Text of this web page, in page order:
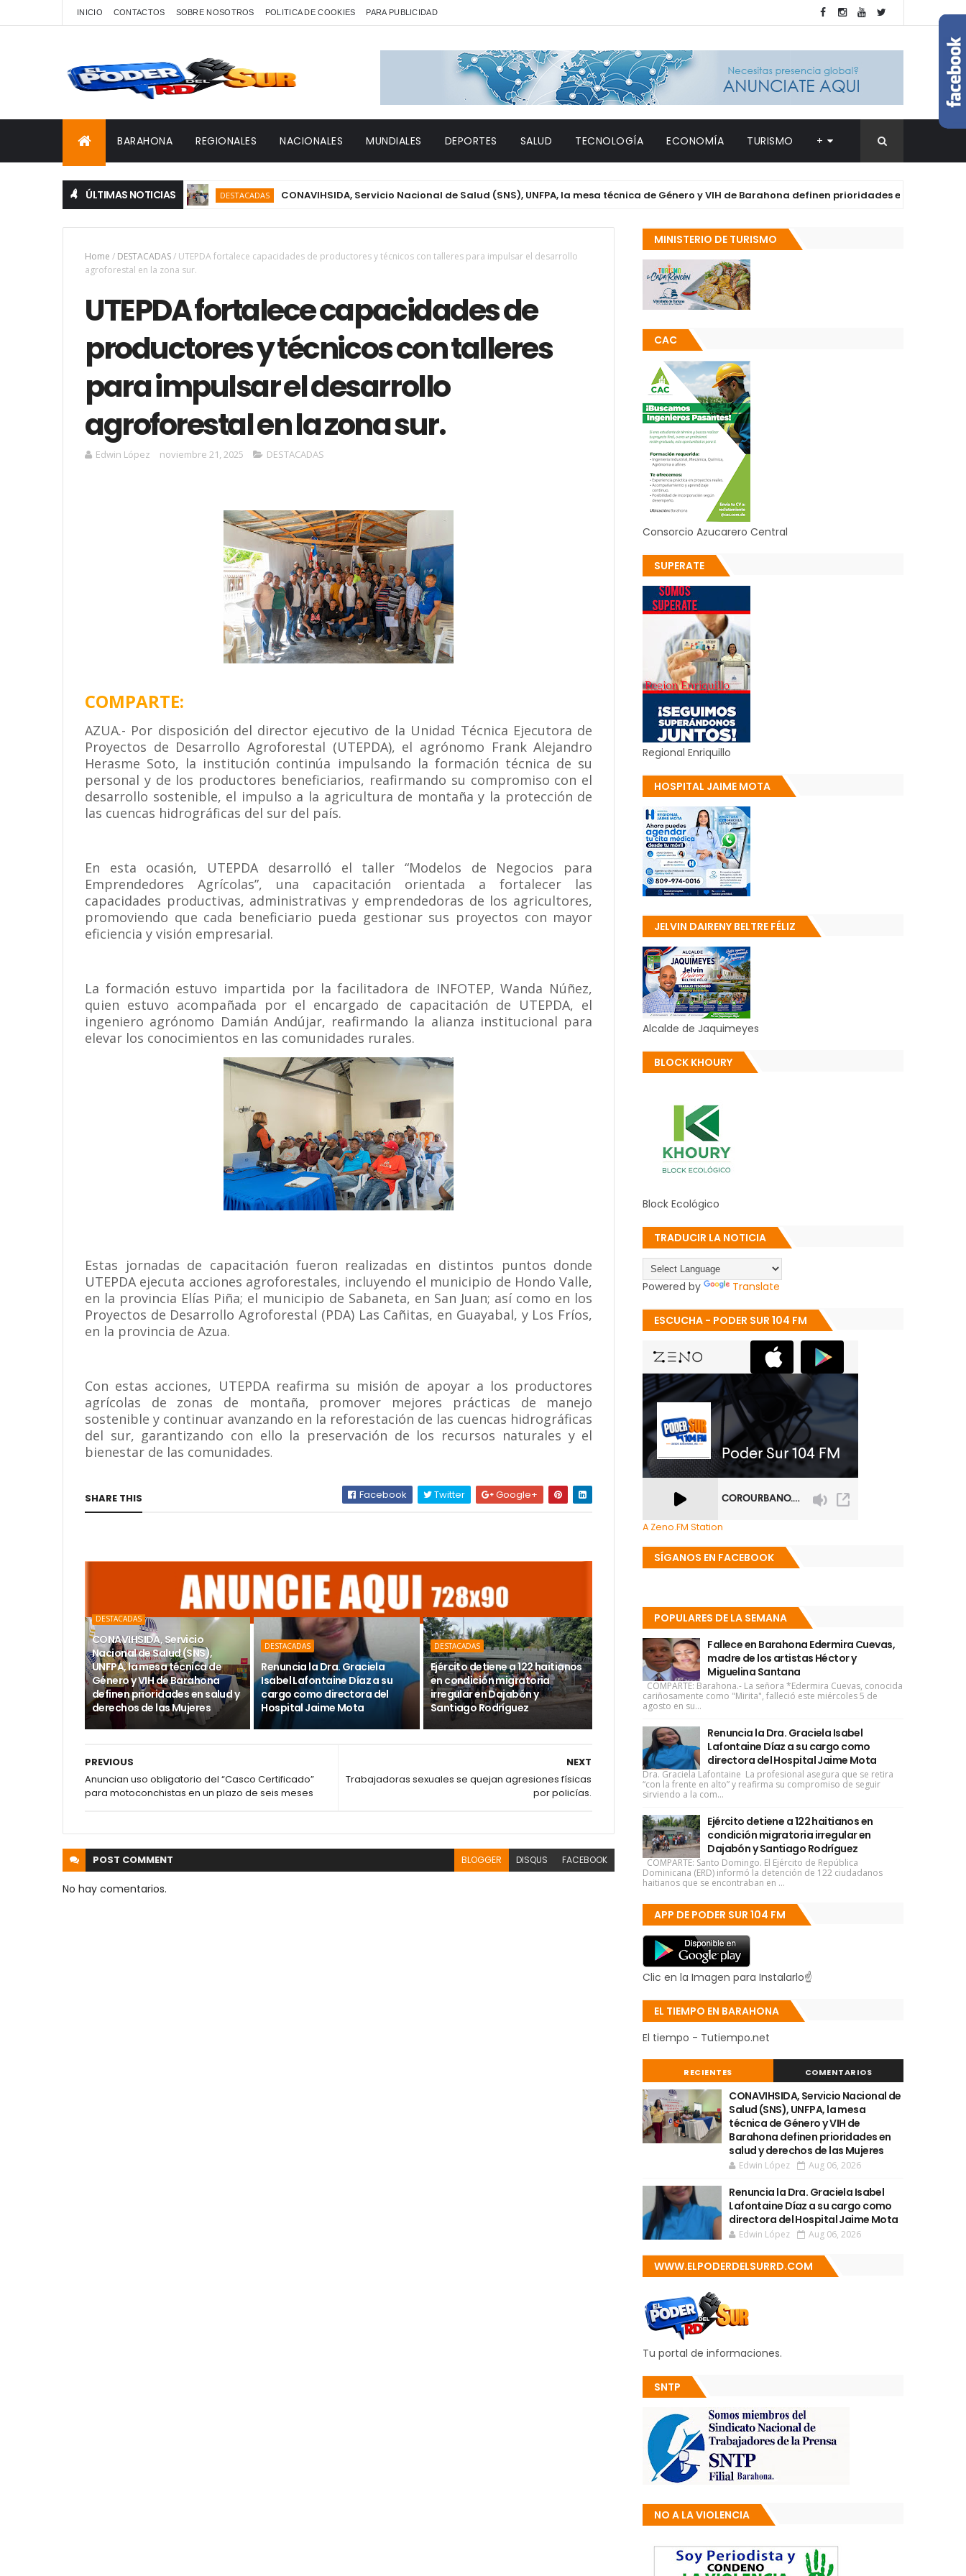
INICIO CONTACTOS SOBRE NOSOTROS POLITICA DE COOKIES PARA PUBLICIDAD
BARAHONA REGIONALES NACIONALES MUNDIALES DEPORTES SALUD TECNOLOGÍA ECONOMÍA TURISMO +
ÚLTIMAS NOTICIAS DESTACADAS CONAVIHSIDA, Servicio Nacional de Salud (SNS), UNFPA, la mesa técnica de Género y VIH de Barahona definen prioridades en salud y derechos
Home / DESTACADAS/ UTEPDA fortalece capacidades de productores y técnicos con talleres para impulsar el desarrollo
agroforestal en la zona sur.
UTEPDA fortalece capacidades de
productores y técnicos con talleres
para impulsar el desarrollo
agroforestal en la zona sur.
Edwin López noviembre 21, 2025 DESTACADAS
COMPARTE:
AZUA.- Por disposición del director ejecutivo de la Unidad Técnica Ejecutora de
Proyectos de Desarrollo Agroforestal (UTEPDA), el agrónomo Frank Alejandro
Herasme Soto, la institución continúa impulsando la formación técnica de su
personal y de los productores beneficiarios, reafirmando su compromiso con el
desarrollo sostenible, el impulso a la agricultura de montaña y la protección de
las cuencas hidrográficas del sur del país.
En esta ocasión, UTEPDA desarrolló el taller “Modelos de Negocios para
Emprendedores Agrícolas”, una capacitación orientada a fortalecer las
capacidades productivas, administrativas y emprendedoras de los agricultores,
promoviendo que cada beneficiario pueda gestionar sus proyectos con mayor
eficiencia y visión empresarial.
La formación estuvo impartida por la facilitadora de INFOTEP, Wanda Núñez,
quien estuvo acompañada por el encargado de capacitación de UTEPDA, el
ingeniero agrónomo Damián Andújar, reafirmando la alianza institucional para
elevar los conocimientos en las comunidades rurales.
Estas jornadas de capacitación fueron realizadas en distintos puntos donde
UTEPDA ejecuta acciones agroforestales, incluyendo el municipio de Hondo Valle,
en la provincia Elías Piña; el municipio de Sabaneta, en San Juan; así como en los
Proyectos de Desarrollo Agroforestal (PDA) Las Cañitas, en Guayabal, y Los Fríos,
en la provincia de Azua.
Con estas acciones, UTEPDA reafirma su misión de apoyar a los productores
agrícolas de zonas de montaña, promover mejores prácticas de manejo
sostenible y continuar avanzando en la reforestación de las cuencas hidrográficas
del sur, garantizando con ello la preservación de los recursos naturales y el
bienestar de las comunidades.
SHARE THIS Facebook Twitter Google+
DESTACADAS
CONAVIHSIDA, Servicio
Nacional de Salud (SNS),
UNFPA, la mesa técnica de
Género y VIH de Barahona
definen prioridades en salud y
derechos de las Mujeres
DESTACADAS
Renuncia la Dra. Graciela
Isabel Lafontaine Díaz a su
cargo como directora del
Hospital Jaime Mota
DESTACADAS
Ejército detiene a 122 haitianos
en condición migratoria
irregular en Dajabón y
Santiago Rodríguez
NEXT
Trabajadoras sexuales se quejan agresiones físicas
por policías.
PREVIOUS
Anuncian uso obligatorio del “Casco Certificado”
para motoconchistas en un plazo de seis meses
POST COMMENT BLOGGER DISQUS FACEBOOK
No hay comentarios.
MINISTERIO DE TURISMO
CAC
Consorcio Azucarero Central
SUPERATE
Regional Enriquillo
HOSPITAL JAIME MOTA
JELVIN DAIRENY BELTRE FÉLIZ
Alcalde de Jaquimeyes
BLOCK KHOURY
Block Ecológico
TRADUCIR LA NOTICIA
Powered by Translate
ESCUCHA - PODER SUR 104 FM
A Zeno.FM Station
SÍGANOS EN FACEBOOK
POPULARES DE LA SEMANA
Fallece en Barahona Edermira Cuevas,
madre de los artistas Héctor y
Miguelina Santana
COMPARTE: Barahona.- La señora *Edermira Cuevas, conocida
cariñosamente como "Mirita", falleció este miércoles 5 de
agosto en su...
Renuncia la Dra. Graciela Isabel
Lafontaine Díaz a su cargo como
directora del Hospital Jaime Mota
Dra. Graciela Lafontaine La profesional asegura que se retira
“con la frente en alto” y reafirma su compromiso de seguir
sirviendo a la com...
Ejército detiene a 122 haitianos en
condición migratoria irregular en
Dajabón y Santiago Rodríguez
COMPARTE: Santo Domingo. El Ejército de República
Dominicana (ERD) informó la detención de 122 ciudadanos
haitianos que se encontraban en ...
APP DE PODER SUR 104 FM
Clic en la Imagen para Instalarlo☝
EL TIEMPO EN BARAHONA
El tiempo - Tutiempo.net
RECIENTES COMENTARIOS
CONAVIHSIDA, Servicio Nacional de
Salud (SNS), UNFPA, la mesa
técnica de Género y VIH de
Barahona definen prioridades en
salud y derechos de las Mujeres
Edwin López Aug 06, 2026
Renuncia la Dra. Graciela Isabel
Lafontaine Díaz a su cargo como
directora del Hospital Jaime Mota
Edwin López Aug 06, 2026
WWW.ELPODERDELSURRD.COM
Tu portal de informaciones.
SNTP
NO A LA VIOLENCIA